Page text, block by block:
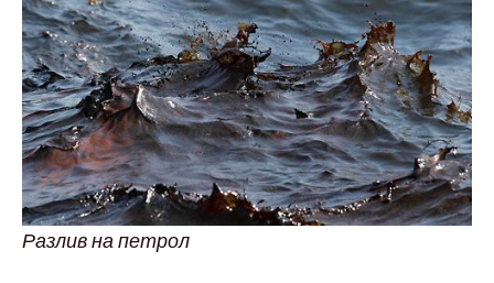
Разлив на петрол